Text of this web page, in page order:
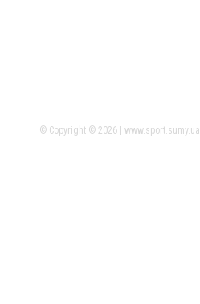
© Copyright © 2026 | www.sport.sumy.ua